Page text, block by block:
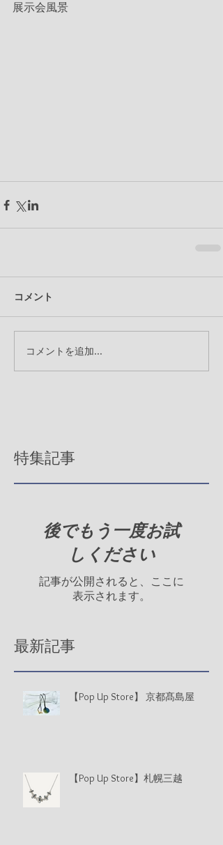
展示会風景
コメント
コメントを追加…
特集記事
後でもう一度お試
しください
記事が公開されると、ここに
表示されます。
最新記事
【Pop Up Store】 京都髙島屋
【Pop Up Store】札幌三越